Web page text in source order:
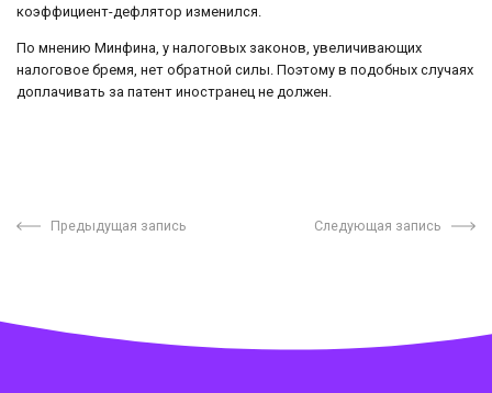
коэффициент-дефлятор изменился.
По мнению Минфина, у налоговых законов, увеличивающих
налоговое бремя, нет обратной силы. Поэтому в подобных случаях
доплачивать за патент иностранец не должен.
Предыдущая запись Следующая запись